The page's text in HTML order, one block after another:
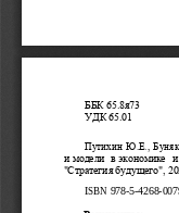
ББК 65.8я73
УДК 65.01
Путихин Ю.Е., Буняк
и  модели в экономике
"Стратегия будущего",
ISBN 978-5-4268-